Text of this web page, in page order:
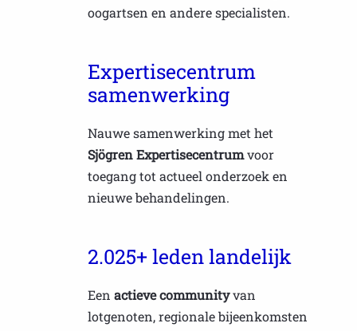
oogartsen en andere specialisten.
Expertisecentrum
samenwerking
Nauwe samenwerking met het
Sjögren Expertisecentrumvoor
toegang tot actueel onderzoek en
nieuwe behandelingen.
2.025+ leden landelijk
Een actieve communityvan
lotgenoten, regionale bijeenkomsten